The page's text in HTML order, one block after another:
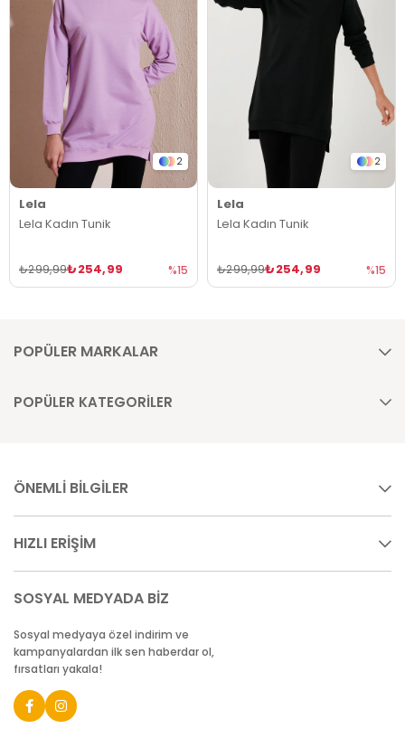
2
Lela
Lela Kadın Tunik
₺254,99
₺299,99 %15
2
Lela
Lela Kadın Tunik
₺254,99
₺299,99 %15
POPÜLER MARKALAR
POPÜLER KATEGORİLER
ÖNEMLİ BİLGİLER
HIZLI ERİŞİM
SOSYAL MEDYADA BİZ
Sosyal medyaya özel indirim ve
kampanyalardan ilk sen haberdar ol,
fırsatları yakala!